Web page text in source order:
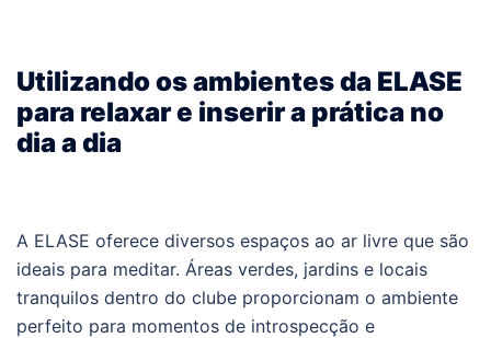
Utilizando os ambientes da ELASE
para relaxar e inserir a prática no
dia a dia
A ELASE oferece diversos espaços ao ar livre que são
ideais para meditar. Áreas verdes, jardins e locais
tranquilos dentro do clube proporcionam o ambiente
perfeito para momentos de introspecção e